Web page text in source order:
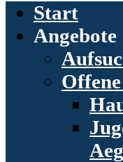
Start
Angebote